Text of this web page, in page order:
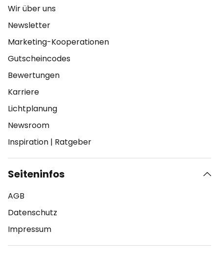
Wir über uns
Newsletter
Marketing-Kooperationen
Gutscheincodes
Bewertungen
Karriere
Lichtplanung
Newsroom
Inspiration | Ratgeber
Seiteninfos
AGB
Datenschutz
Impressum